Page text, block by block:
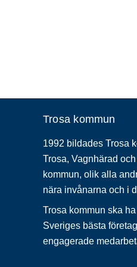
Trosa kommun
1992 bildades Trosa
Trosa, Vagnhärad
kommun, olik alla
nära invånarna och i
Trosa kommun ska
Sveriges bästa
engagerade